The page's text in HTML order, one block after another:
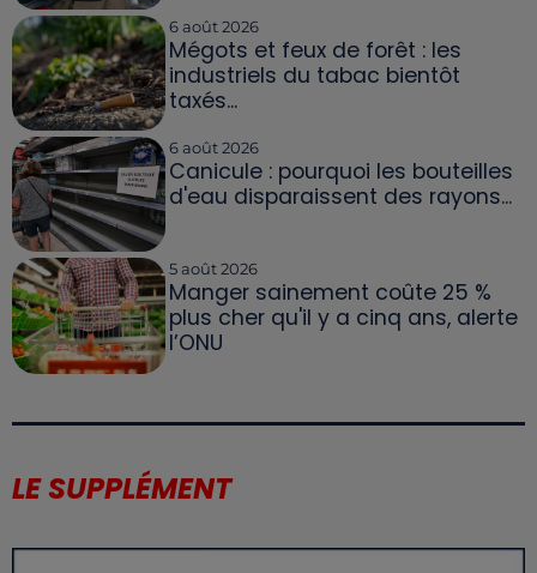
6 août 2026
Mégots et feux de forêt : les
industriels du tabac bientôt
taxés...
6 août 2026
Canicule : pourquoi les bouteilles
d'eau disparaissent des rayons...
5 août 2026
Manger sainement coûte 25 %
plus cher qu'il y a cinq ans, alerte
l’ONU
LE SUPPLÉMENT